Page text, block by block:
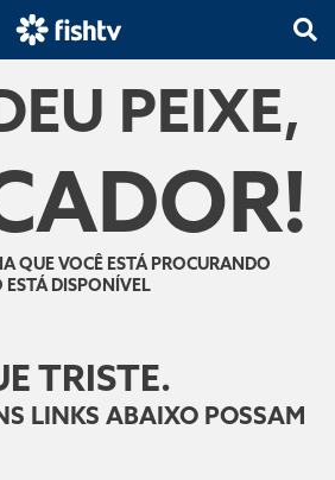
PEIXE,
QUE VOCÊ ESTÁ PROCURANDO
DISPONÍVEL
TRISTE.
LINKS ABAIXO POSSAM